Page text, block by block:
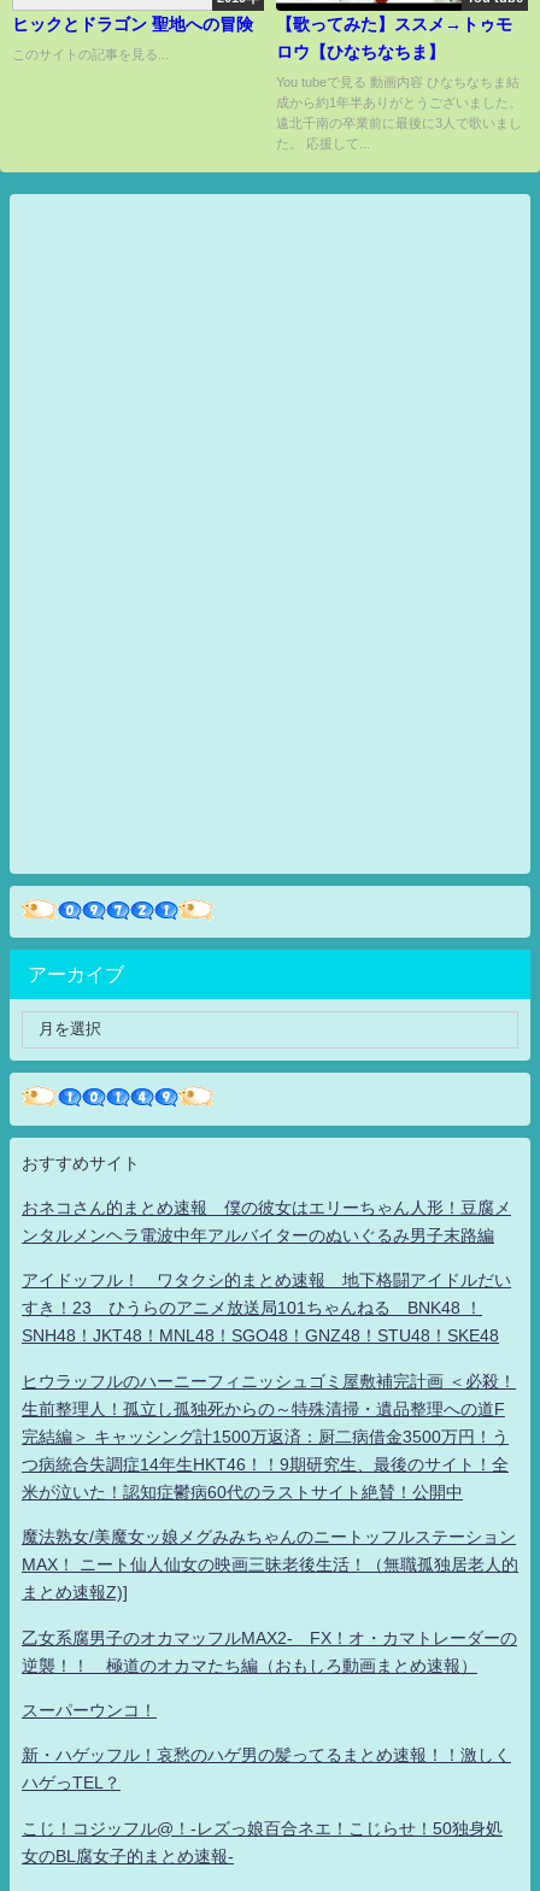
ヒックとドラゴン 聖地への冒険
このサイトの記事を見る...
【歌ってみた】ススメ→トゥモ
ロウ【ひなちなちま】
You tubeで見る 動画内容 ひなちなちま結
成から約1年半ありがとうございました。
遠北千南の卒業前に最後に3人で歌いまし
た。 応援して...
アーカイブ
おすすめサイト
おネコさん的まとめ速報 僕の彼女はエリーちゃん人形！豆腐メ
ンタルメンヘラ電波中年アルバイターのぬいぐるみ男子末路編
アイドッフル！ ワタクシ的まとめ速報 地下格闘アイドルだい
すき！23 ひうらのアニメ放送局101ちゃんねる BNK48 ！
SNH48！JKT48！MNL48！SGO48！GNZ48！STU48！SKE48
ヒウラッフルのハーニーフィニッシュゴミ屋敷補完計画 ＜必殺！
生前整理人！孤立し孤独死からの～特殊清掃・遺品整理への道F
完結編＞ キャッシング計1500万返済：厨二病借金3500万円！う
つ病統合失調症14年生HKT46！！9期研究生、最後のサイト！全
米が泣いた！認知症鬱病60代のラストサイト絶賛！公開中
魔法熟女/美魔女ッ娘メグみみちゃんのニートッフルステーション
MAX！ ニート仙人仙女の映画三昧老後生活！（無職孤独居老人的
まとめ速報Z)]
乙女系腐男子のオカマッフルMAX2- FX！オ・カマトレーダーの
逆襲！！ 極道のオカマたち編（おもしろ動画まとめ速報）
スーパーウンコ！
新・ハゲッフル！哀愁のハゲ男の髪ってるまとめ速報！！激しく
ハゲっTEL？
こじ！コジッフル@！-レズっ娘百合ネエ！こじらせ！50独身処
女のBL腐女子的まとめ速報-